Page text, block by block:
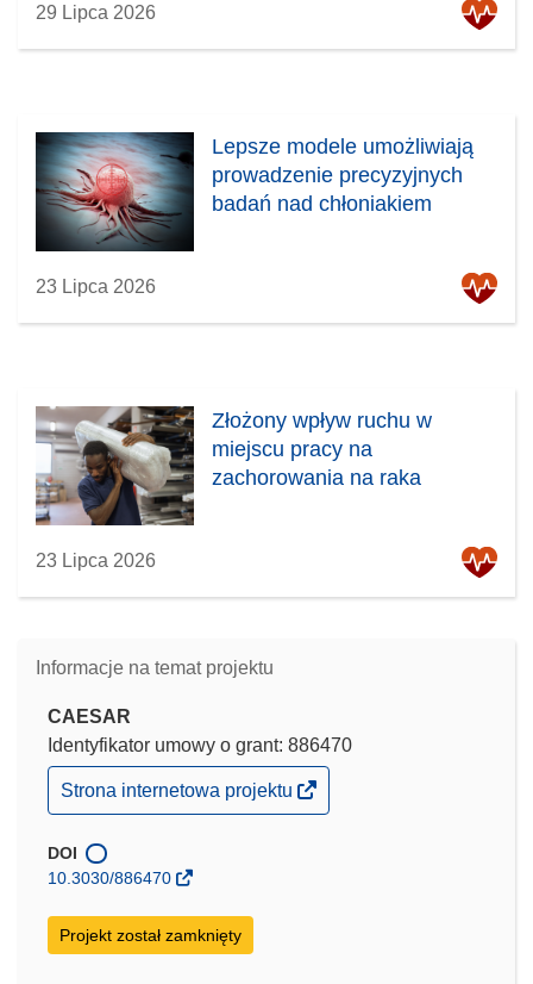
29 Lipca 2026
Lepsze modele umożliwiają
prowadzenie precyzyjnych
badań nad chłoniakiem
23 Lipca 2026
Złożony wpływ ruchu w
miejscu pracy na
zachorowania na raka
23 Lipca 2026
Informacje na temat projektu
CAESAR
Identyfikator umowy o grant: 886470
(odnośnik
otworzy
w
nowym
Strona internetowa projektu
DOI
10.3030/886470
Projekt został zamknięty